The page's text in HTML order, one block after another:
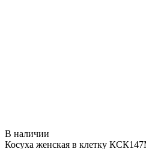
В наличии
Косуха женская в клетку